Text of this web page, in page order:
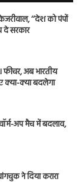
‘‘देश को पंपों
दे सरकार
अब भारतीय
क्या-क्या बदलेगा
अप मैच में बदलाव,
ने दिया करारा